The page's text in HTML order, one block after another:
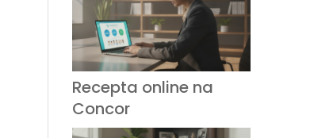
Recepta online na
Concor